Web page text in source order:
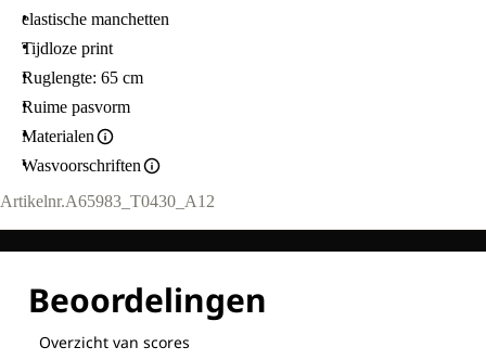
elastische manchetten
Tijdloze print
Ruglengte: 65 cm
Ruime pasvorm
Materialen
Wasvoorschriften
Artikelnr.A65983_T0430_A12